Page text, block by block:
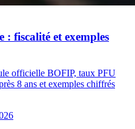
: fiscalité et exemples
officielle BOFIP, taux PFU
8 ans et exemples chiffrés